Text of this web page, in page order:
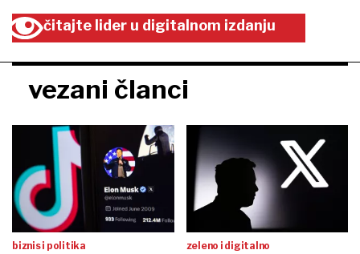
čitajte lider u digitalnom izdanju
vezani članci
biznis i politika zeleno i digitalno